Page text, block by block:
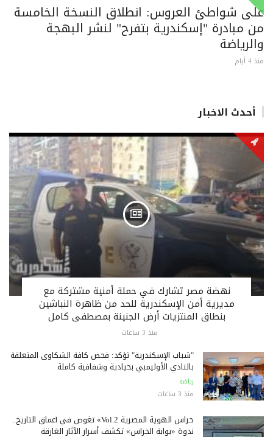
على شواطئ العروس: انطلاق النسخة الخامسة
من مبادرة "إسكندرية بتفرح" لنشر البهجة
والرياضة
منذ 4 أيام
أحدث الاخبار
نهضة مصر تشارك في حملة أمنية مشتركة مع
مديرية أمن الإسكندرية للحد من ظاهرة النباشين
بنطاق المنتزيات أرض الجنينة بمصطفى كامل
منذ 3 ساعات
"شباب الإسكندرية" تؤكد: فحص كافة الشكاوى المتعلقة
بالنادي الأوليمبي بحيادية وشفافية كاملة
رياضة
منذ 3 ساعات
حراس الهوية المصرية Vol.2» تغوص في أعماق التاريخ..
ندوة «بوابة الحراس» تكشف أسرار الآثار الغارقة